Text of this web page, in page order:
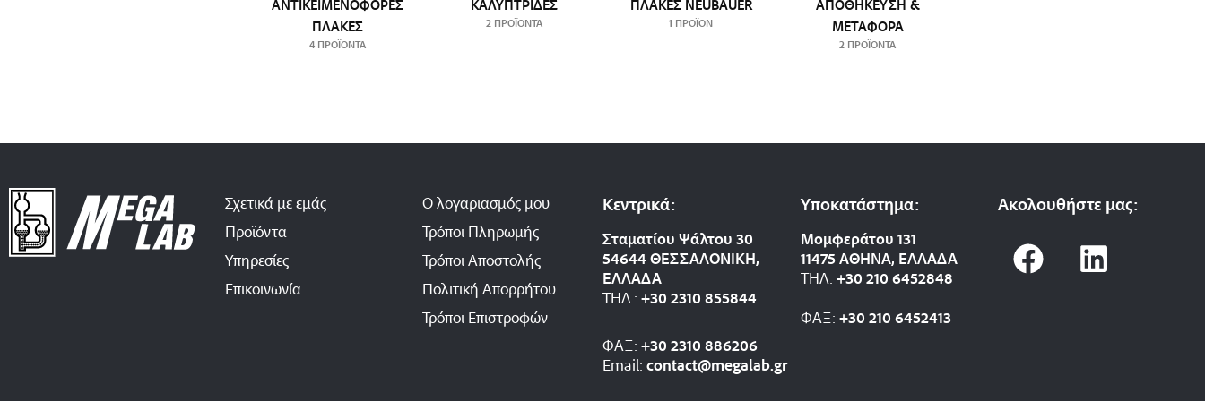
ΑΝΤΙΚΕΙΜΕΝΟΦΌΡΕΣ
ΠΛΆΚΕΣ
4 ΠΡΟΪΌΝΤΑ
ΚΑΛΥΠΤΡΊΔΕΣ
2 ΠΡΟΪΌΝΤΑ
ΠΛΆΚΕΣ NEUBAUER
1 ΠΡΟΪΌΝ
ΑΠΟΘΉΚΕΥΣΗ &
ΜΕΤΑΦΟΡΆ
2 ΠΡΟΪΌΝΤΑ
Σχετικά με εμάς
Προϊόντα
Υπηρεσίες
Επικοινωνία
Ο λογαριασμός μου
Τρόποι Πληρωμής
Τρόποι Αποστολής
Πολιτική Απορρήτου
Τρόποι Επιστροφών
Κεντρικά:
Σταματίου Ψάλτου 30
54644 ΘΕΣΣΑΛΟΝΙΚΗ,
ΕΛΛΑΔΑ
ΤΗΛ.:+30 2310 855844
ΦΑΞ:+30 2310 886206
Email:contact@megalab.gr
Υποκατάστημα:
Μομφεράτου 131
11475 ΑΘΗΝΑ, ΕΛΛΑΔΑ
ΤΗΛ: +30 210 6452848
ΦΑΞ: +30 210 6452413
Ακολουθήστε μας:
F
a
L
i